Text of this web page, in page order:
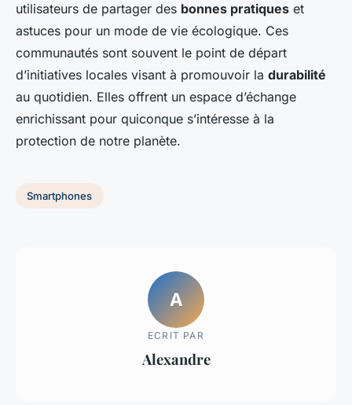
utilisateurs de partager des bonnes pratiques et
astuces pour un mode de vie écologique. Ces
communautés sont souvent le point de départ
d’initiatives locales visant à promouvoir la durabilité
au quotidien. Elles offrent un espace d’échange
enrichissant pour quiconque s’intéresse à la
protection de notre planète.
Smartphones
A
ECRIT PAR
Alexandre